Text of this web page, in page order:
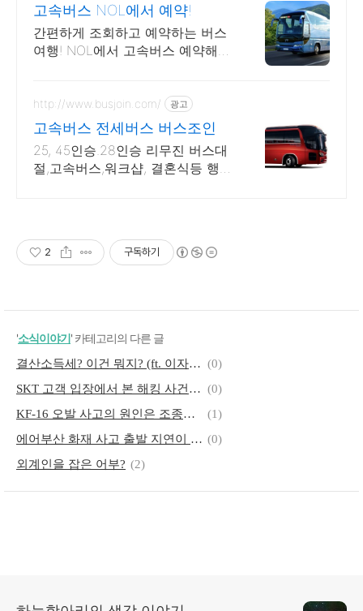
고속버스 NOL에서 예약!
간편하게 조회하고 예약하는 버스
여행! NOL에서 고속버스 예약해
http://www.busjoin.com/ 광고
고속버스 전세버스 버스조인
25, 45인승.28인승 리무진 버스대
절,고속버스,워크샵, 결혼식등 행사
2 구독하기
'소식이야기' 카테고리의 다른 글
결산소득세? 이건 뭐지? (ft. 이자 원천징수) (0)
SKT 고객 입장에서 본 해킹 사건에 대한 SKT 대응 (0)
KF-16 오발 사고의 원인은 조종사의 좌표 오 입력 실수
(1)
에어부산 화재 사고 출발 지연이 더 큰 참사를 막았다 (0)
외계인을 잡은 어부? (2)